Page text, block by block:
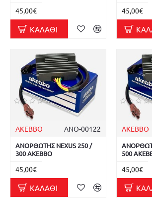
45,00€
ΚΑΛΆΘΙ
45,00€
AKEBBO ΑΝΟ-00122
ΑΝΟΡΘΩΤΗΣ NEXUS 250 /
300 AKEBBO
45,00€
ΚΑΛΆΘΙ
AKEBBO
500
45,00€